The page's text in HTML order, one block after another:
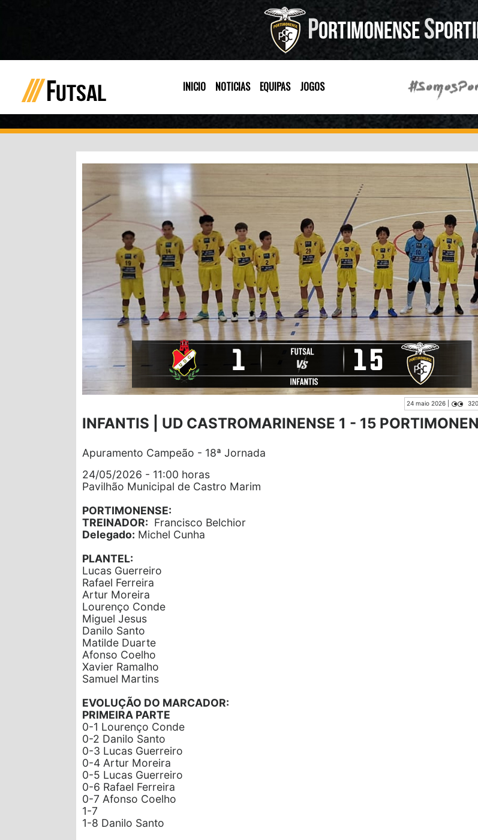
INICIO NOTICIAS EQUIPAS JOGOS
24 maio 2026 |
INFANTIS | UD CASTROMARINENSE 1 - 15
Apuramento Campeão - 18ª Jornada
24/05/2026 - 11:00 horas
Pavilhão Municipal de Castro Marim
PORTIMONENSE:
TREINADOR: Francisco Belchior
Delegado: Michel Cunha
PLANTEL:
Lucas Guerreiro
Rafael Ferreira
Artur Moreira
Lourenço Conde
Miguel Jesus
Danilo Santo
Matilde Duarte
Afonso Coelho
Xavier Ramalho
Samuel Martins
EVOLUÇÃO DO MARCADOR:
PRIMEIRA PARTE
0-1 Lourenço Conde
0-2 Danilo Santo
0-3 Lucas Guerreiro
0-4 Artur Moreira
0-5 Lucas Guerreiro
0-6 Rafael Ferreira
0-7 Afonso Coelho
1-7
1-8 Danilo Santo